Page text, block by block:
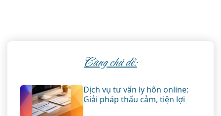
Cùng chủ đề:
Dịch vụ tư vấn ly hôn online:
Giải pháp thấu cảm, tiện lợi